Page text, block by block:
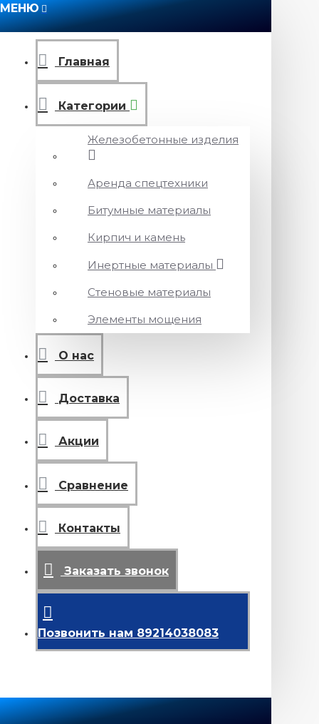
МЕНЮ
Главная
Категории
Железобетонные изделия
Аренда спецтехники
Битумные материалы
Кирпич и камень
Инертные материалы
Стеновые материалы
Элементы мощения
О нас
Доставка
Акции
Сравнение
Контакты
Заказать звонок
Позвонить нам 89214038083